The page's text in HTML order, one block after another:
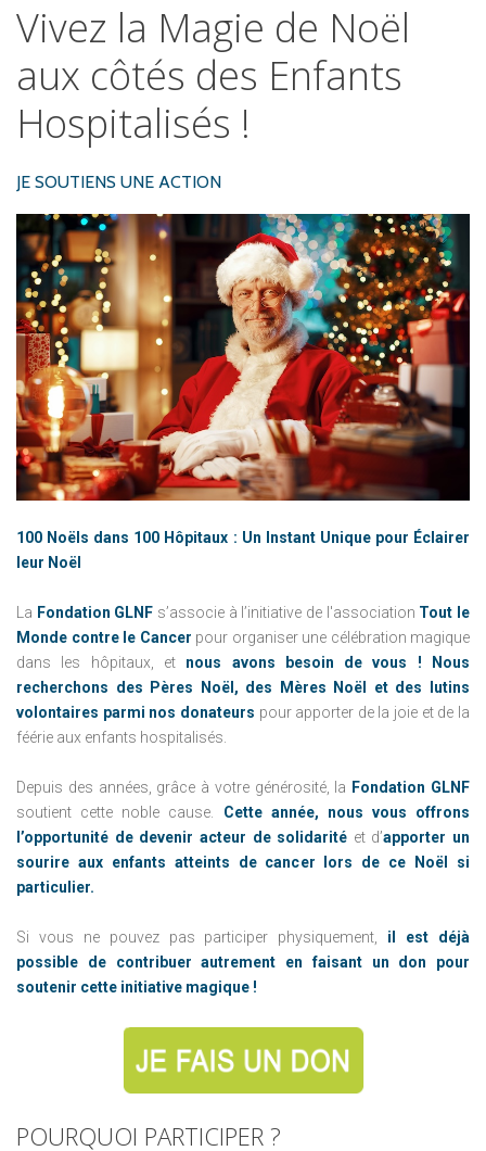
Vivez la Magie de Noël
aux côtés des Enfants
Hospitalisés !
JE SOUTIENS UNE ACTION
100 Noëls dans 100 Hôpitaux : Un Instant Unique pour Éclairer
leur Noël
La Fondation GLNF s’associe à l’initiative de l'association Tout le
Monde contre le Cancer pour organiser une célébration magique
dans les hôpitaux, et nous avons besoin de vous ! Nous
recherchons des Pères Noël, des Mères Noël et des lutins
volontaires parmi nos donateurs pour apporter de la joie et de la
féérie aux enfants hospitalisés.
Depuis des années, grâce à votre générosité, la Fondation GLNF
soutient cette noble cause. Cette année, nous vous offrons
l’opportunité de devenir acteur de solidarité et d’apporter un
sourire aux enfants atteints de cancer lors de ce Noël si
particulier.
Si vous ne pouvez pas participer physiquement, il est déjà
possible de contribuer autrement en faisant un don pour
soutenir cette initiative magique !
POURQUOI PARTICIPER ?